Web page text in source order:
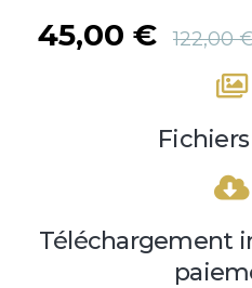
122,00
45,00 €
Fichiers
Téléchargement